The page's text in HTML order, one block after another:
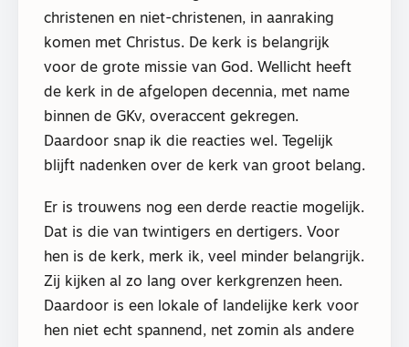
christenen en niet-christenen, in aanraking
komen met Christus. De kerk is belangrijk
voor de grote missie van God. Wellicht heeft
de kerk in de afgelopen decennia, met name
binnen de GKv, overaccent gekregen.
Daardoor snap ik die reacties wel. Tegelijk
blijft nadenken over de kerk van groot belang.
Er is trouwens nog een derde reactie mogelijk.
Dat is die van twintigers en dertigers. Voor
hen is de kerk, merk ik, veel minder belangrijk.
Zij kijken al zo lang over kerkgrenzen heen.
Daardoor is een lokale of landelijke kerk voor
hen niet echt spannend, net zomin als andere